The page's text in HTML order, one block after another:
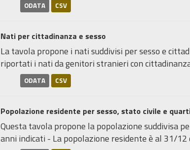
ODATA CSV
Nati per cittadinanza e sesso
La tavola propone i nati suddivisi per sesso e
riportati i nati da genitori stranieri con
ODATA CSV
Popolazione residente per sesso, stato civile e
Questa tavola propone la popolazione suddivisa
anni indicati - La popolazione residente è al 31/12